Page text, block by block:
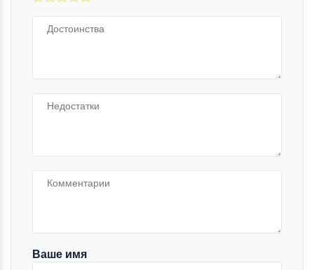
Ваше имя